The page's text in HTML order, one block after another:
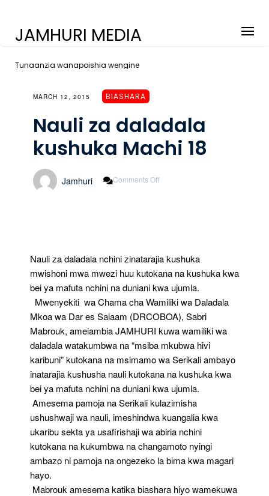
JAMHURI MEDIA
Tunaanzia wanapoishia wengine
MARCH 12, 2015 BIASHARA
Nauli za daladala
kushuka Machi 18
Jamhuri Comments Off
Nauli za daladala nchini zinatarajia kushuka
mwishoni mwa mwezi huu kutokana na kushuka kwa
bei ya mafuta nchini na duniani kwa ujumla.
Mwenyekiti wa Chama cha Wamiliki wa Daladala
Mkoa wa Dar es Salaam (DRCOBOA), Sabri
Mabrouk, ameiambia JAMHURI kuwa wamiliki wa
daladala watakumbwa na “msiba mkubwa hivi
karibuni” kutokana na msimamo wa Serikali ambayo
inatarajia kushusha nauli kutokana na kushuka kwa
bei ya mafuta nchini na duniani kwa ujumla.
Amesema pamoja na Serikali kulazimisha
ushushwaji wa nauli, imeshindwa kuangalia kwa
ukaribu sekta ya usafirishaji wa abiria nchini
kutokana na kukumbwa na changamoto nyingi
ambazo ni pamoja na ongezeko la bima kwa magari
hayo.
Mabrouk amesema katika biashara hiyo wamekuwa